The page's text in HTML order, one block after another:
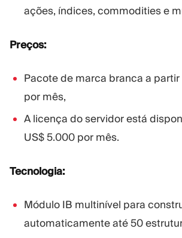
ações, índices, commodities e
Preços:
Pacote de marca branca a
por mês,
A licença do servidor está
US$ 5.000 por mês.
Tecnologia:
Módulo IB multinível para
automaticamente até 50